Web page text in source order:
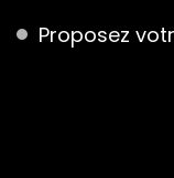
Proposez